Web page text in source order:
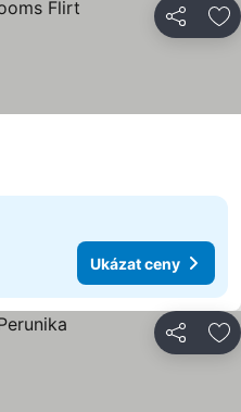
Sdílet
Ukázat ceny
Sdílet